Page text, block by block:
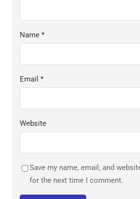
Name *
Email *
Website
Save my name, email, and
for the next time I comment.